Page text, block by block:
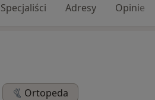
Specjaliści Adresy Opinie
Ortopeda